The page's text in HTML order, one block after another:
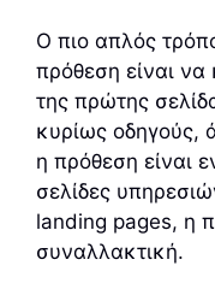
Ο πιο απλός
πρόθεση είναι
της πρώτης
κυρίως οδηγούς,
η πρόθεση είναι
σελίδες
landing pages, η
συναλλακτική.